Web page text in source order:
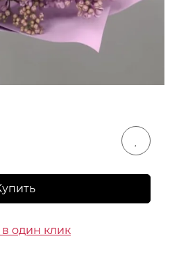
в один клик